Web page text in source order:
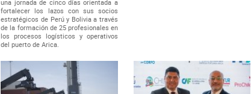
una jornada de cinco días orientada a
fortalecer los lazos con sus socios
estratégicos de Perú y Bolivia a través
de la formación de 25 profesionales en
los procesos logísticos y operativos
del puerto de Arica.